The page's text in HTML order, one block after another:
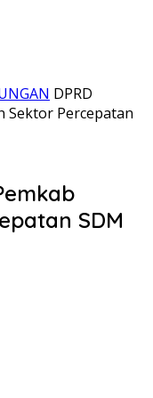
DPRD
Sektor Percepatan
SDM